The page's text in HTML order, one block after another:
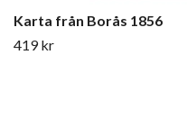
Karta från Borås 1856
419 kr